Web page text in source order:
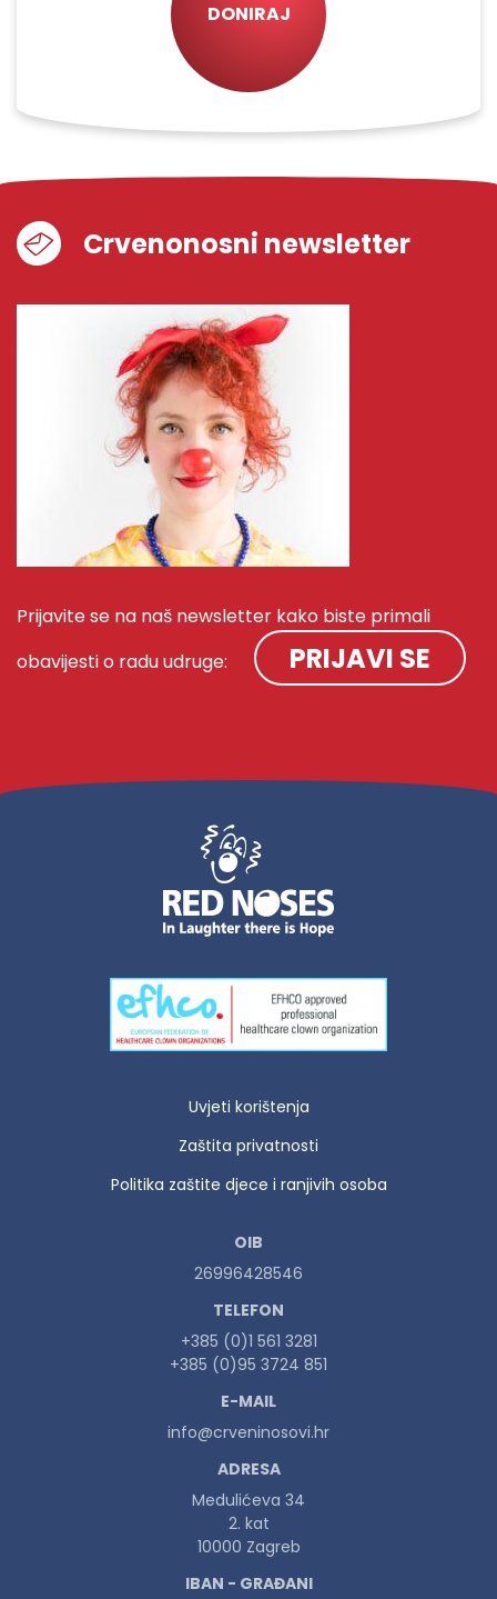
DONIRAJ
Crvenonosni newsletter
Prijavite se na naš newsletter kako biste primali
obavijesti o radu udruge:
PRIJAVI SE
Uvjeti korištenja
Zaštita privatnosti
Politika zaštite djece i ranjivih osoba
OIB
26996428546
TELEFON
+385 (0)1 561 3281
+385 (0)95 3724 851
E-MAIL
info@crveninosovi.hr
ADRESA
Medulićeva 34
2. kat
10000 Zagreb
IBAN - GRAĐANI